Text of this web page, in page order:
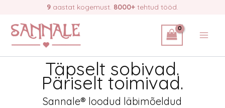
content
9 aastat kogemust. 8000+ tehtud tööd.
Täpselt sobivad.
Päriselt toimivad.
Sannale® loodud läbimõeldud